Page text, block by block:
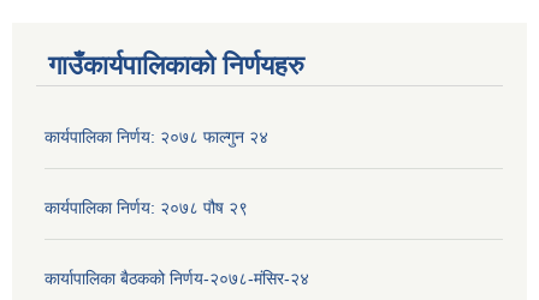
गाउँकार्यपालिकाको निर्णयहरु
कार्यपालिका निर्णय: २०७८ फाल्गुन २४
कार्यपालिका निर्णय: २०७८ पौष २९
कार्यापालिका बैठकको निर्णय-२०७८-मंसिर-२४